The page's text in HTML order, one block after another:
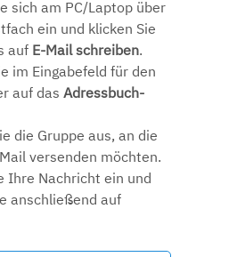
sich am PC/Laptop über
ein und klicken Sie
auf E-Mail schreiben.
im Eingabefeld für den
auf das Adressbuch-
die Gruppe aus, an die
versenden möchten.
Ihre Nachricht ein und
anschließend auf